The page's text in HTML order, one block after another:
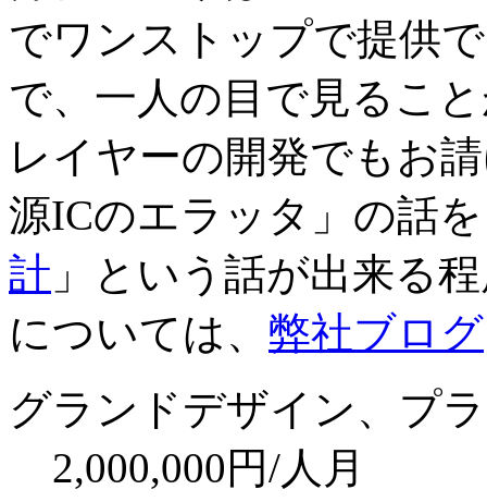
でワンストップで提供
で、一人の目で見るこ
レイヤーの開発でもお
源ICのエラッタ」の話
計 」という話が出来る
については、 弊社ブログ
グランドデザイン、プ
2,000,000円/人月